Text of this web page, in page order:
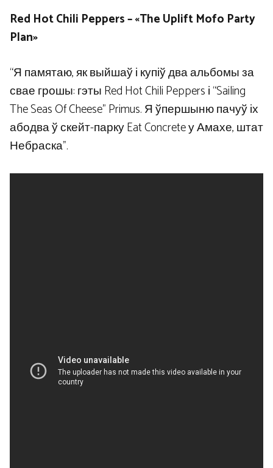
Red Hot Chili Peppers – «The Uplift Mofo Party
Plan»
“Я памятаю, як выйшаў і купіў два альбомы за
свае грошы: гэты Red Hot Chili Peppers і “Sailing
The Seas Of Cheese” Primus. Я ўпершыню пачуў іх
абодва ў скейт-парку Eat Concrete у Амахе, штат
Небраска”.